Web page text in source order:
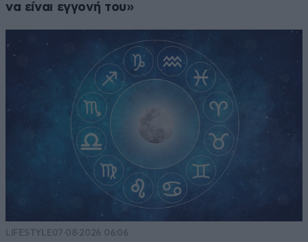
να είναι εγγονή του»
LIFESTYLE07·08·2026 06:06